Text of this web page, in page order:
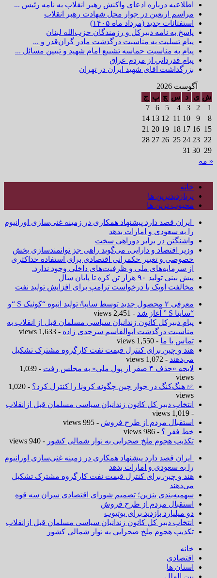
اطلاعیه درباره ادعای واکنش رهبر انقلاب به نامه رئیس ...
مراسم اربعین در جوار محل شهادت رهبر انقلاب
استفتائات جدید (مرداد ماه ۱۴۰۵)
پاسخ به نامه دبیرکل و رزمندگان حزب‌الله لبنان
پیام تسلیت به مناسبت درگذشت مادر گران‌قدر و ...
پیام به مناسبت حماسه تشییع امام شهید و تبیین مسائل ...
پیام قدردانی از مردم عراق
بزرگداشت آقای شهید ایران در تهران
آگوست 2026
ش ی د س چ پ ج
1
2
3
4
5
6
7
8
9
10
11
12
13
14
15
16
17
18
19
20
21
22
23
24
25
26
27
28
29
30
31
« مه
خانه
پربازدیدترین ها
محبوب ترین ها
ایران قصد دارد پیشنهاد همکاری در زمینه غنی‌سازی اورانیوم
را به سعودی و امارات بدهد
واشنگتن در برابر دوراهی سخت
وزیر اقتصاد و دارایی، می‌گوید راهی جز توانمندسازی بخش
خصوصی و تغییر حکمرانی اقتصادی برای استفاده حداکثری
از سرمایه‌های ملی و ظرفیت‌های داخلی وجود ندارد.
پیش بینی تولید ۹۰ هزار تن کره تا پایان سال
مخالفت اوپک با درخواست ترامپ برای افزایش تولید نفت
معرفی ۲ محصول جدید توسط سایپا/ تولید انبوه “کوئیک S “و
“ساینا S ” آغاز شد
- 2,451 views
پیام دبیرکل کانون زندانیان سیاسی مسلمان قبل از انقلاب به
مناسبت درگذشت ابوالقاسم سرحدی زاده - 1,633 views
تماس با ما - 1,550 views
هند و چین برای کنترل قیمت نفت کارگروه مشترک تشکیل
می‌دهند - 1,072 views
لایحه «حذف ۴ صفر از پول ملی» به مجلس رفت
- 1,039
views
✅ هنگ‌کنگ در جوار چین چگونه کرونا را کنترل کرد؟
- 1,020
views
انتخاب دبیر کل کانون زندانیان سیاسی مسلمان قبل ازانقلاب
- 1,019 views
استقبال مردم از طرح فروش - 995 views
خط فقر ؟ - 986 views
تکذیب هجوم ملخ صحرایی به نوار شمالی کشور - 940 views
ایران قصد دارد پیشنهاد همکاری در زمینه غنی‌سازی اورانیوم
را به سعودی و امارات بدهد
هند و چین برای کنترل قیمت نفت کارگروه مشترک تشکیل
می‌دهند
سهمیه‌بندی بنزین؛ تصمیم شورای اقتصادی سران سه قوه
استقبال مردم از طرح فروش
دو میلیارد بازدید برای یوتیوب
انتخاب دبیر کل کانون زندانیان سیاسی مسلمان قبل ازانقلاب
تکذیب هجوم ملخ صحرایی به نوار شمالی کشور
خانه
اقتصادی
استان ها